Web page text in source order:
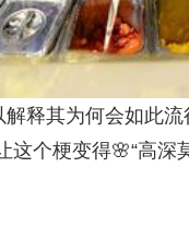
释其为何会如此
个梗变得🌸“高深